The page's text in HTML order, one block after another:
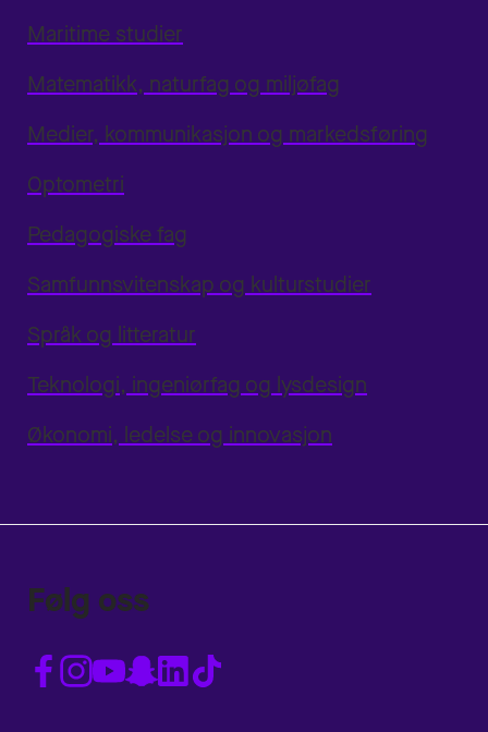
Maritime studier
Matematikk, naturfag og miljøfag
Medier, kommunikasjon og markedsføring
Optometri
Pedagogiske fag
Samfunnsvitenskap og kulturstudier
Språk og litteratur
Teknologi, ingeniørfag og lysdesign
Økonomi, ledelse og innovasjon
Følg oss